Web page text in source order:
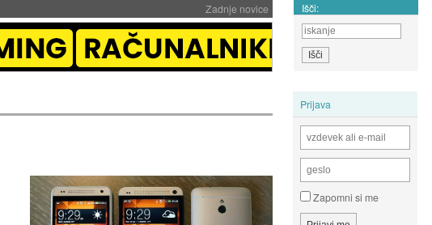
Zadnje novice Išči:
Prijava
Zapomni si me